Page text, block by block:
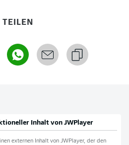
TEILEN
Inhalt von JWPlayer
externen Inhalt von JWPlayer, der den